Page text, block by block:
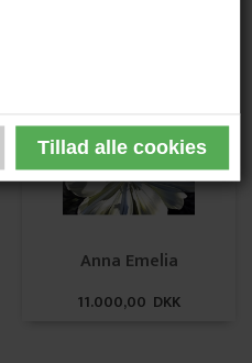
Anna Emelia
11.000,00 DKK